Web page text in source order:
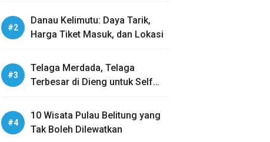
Danau Kelimutu: Daya Tarik,
Harga Tiket Masuk, dan Lokasi
Telaga Merdada, Telaga
Terbesar di Dieng untuk Self
10 Wisata Pulau Belitung yang
Tak Boleh Dilewatkan